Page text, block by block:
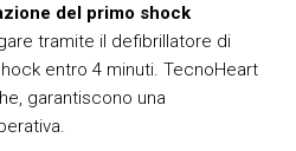
del primo shock
tramite il defibrillatore di
entro 4 minuti. TecnoHeart
garantiscono una